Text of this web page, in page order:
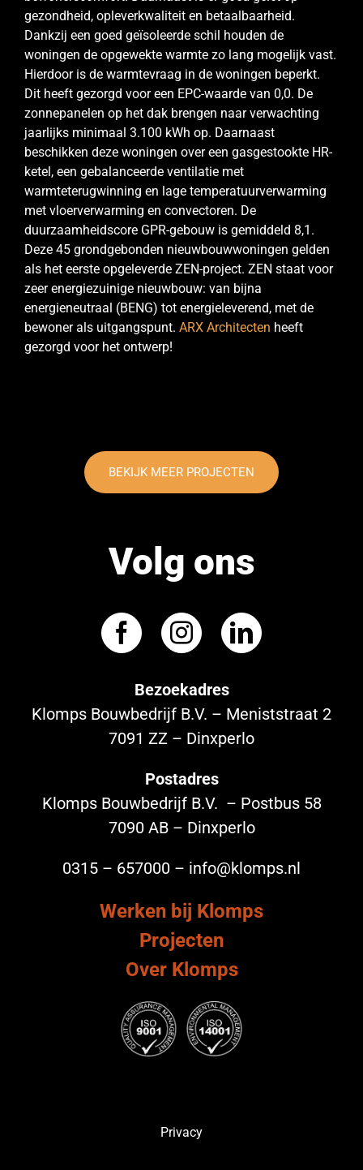
gezondheid, opleverkwaliteit en betaalbaarheid.
Dankzij een goed geïsoleerde schil houden de
woningen de opgewekte warmte zo lang mogelijk vast.
Hierdoor is de warmtevraag in de woningen beperkt.
Dit heeft gezorgd voor een EPC-waarde van 0,0. De
zonnepanelen op het dak brengen naar verwachting
jaarlijks minimaal 3.100 kWh op. Daarnaast
beschikken deze woningen over een gasgestookte HR-
ketel, een gebalanceerde ventilatie met
warmteterugwinning en lage temperatuurverwarming
met vloerverwarming en convectoren. De
duurzaamheidscore GPR-gebouw is gemiddeld 8,1.
Deze 45 grondgebonden nieuwbouwwoningen gelden
als het eerste opgeleverde ZEN-project. ZEN staat voor
zeer energiezuinige nieuwbouw: van bijna
energieneutraal (BENG) tot energieleverend, met de
bewoner als uitgangspunt. ARX Architecten heeft
gezorgd voor het ontwerp!
BEKIJK MEER PROJECTEN
Volg ons
Bezoekadres
Klomps Bouwbedrijf B.V. – Meniststraat 2
7091 ZZ – Dinxperlo
Postadres
Klomps Bouwbedrijf B.V. – Postbus 58
7090 AB – Dinxperlo
0315 – 657000 – info@klomps.nl
Werken bij Klomps
Projecten
Over Klomps
Privacy